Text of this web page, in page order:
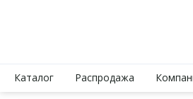
Каталог Распродажа